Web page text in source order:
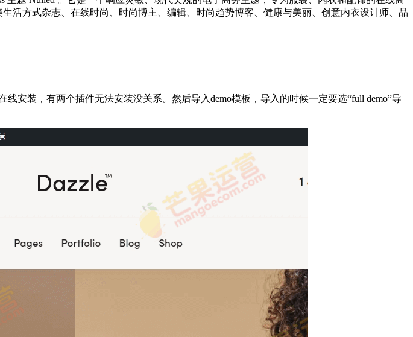
活方式杂志、在线时尚、时尚博主、编辑、时尚趋势博客、健康与美丽、创意内衣设计师、品
安装，有两个插件无法安装没关系。然后导入demo模板，导入的时候一定要选“full demo”导